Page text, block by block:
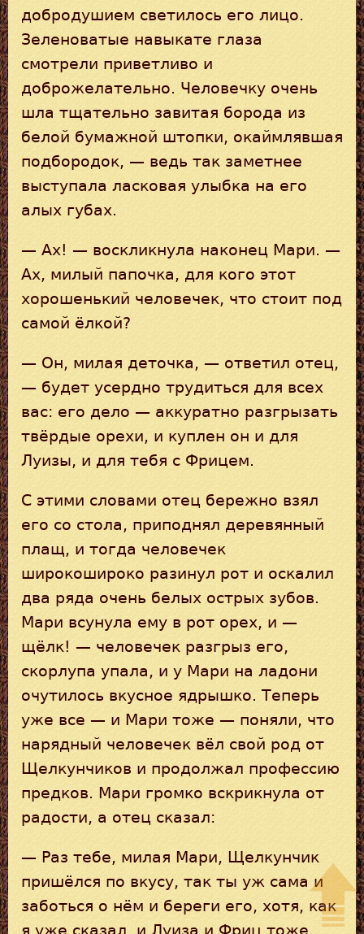
добродушием светилось его лицо.
Зеленоватые навыкате глаза
смотрели приветливо и
доброжелательно. Человечку очень
шла тщательно завитая борода из
белой бумажной штопки, окаймлявшая
подбородок, — ведь так заметнее
выступала ласковая улыбка на его
алых губах.
— Ах! — воскликнула наконец Мари. —
Ах, милый папочка, для кого этот
хорошенький человечек, что стоит под
самой ёлкой?
— Он, милая деточка, — ответил отец,
— будет усердно трудиться для всех
вас: его дело — аккуратно разгрызать
твёрдые орехи, и куплен он и для
Луизы, и для тебя с Фрицем.
С этими словами отец бережно взял
его со стола, приподнял деревянный
плащ, и тогда человечек
широкошироко разинул рот и оскалил
два ряда очень белых острых зубов.
Мари всунула ему в рот орех, и —
щёлк! — человечек разгрыз его,
скорлупа упала, и у Мари на ладони
очутилось вкусное ядрышко. Теперь
уже все — и Мари тоже — поняли, что
нарядный человечек вёл свой род от
Щелкунчиков и продолжал профессию
предков. Мари громко вскрикнула от
радости, а отец сказал:
— Раз тебе, милая Мари, Щелкунчик
пришёлся по вкусу, так ты уж сама и
заботься о нём и береги его, хотя, как
я уже сказал, и Луиза и Фриц тоже